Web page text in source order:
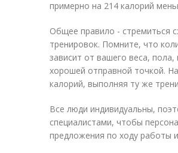
примерно на 214 калорий
Общее правило - стремиться
тренировок. Помните, что
зависит от вашего веса,
хорошей отправной точкой.
калорий, выполняя ту же
Все люди индивидуальны,
специалистами, чтобы
предложения по ходу работы